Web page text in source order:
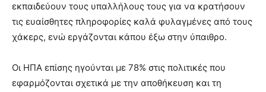
εκπαιδεύουν τους υπαλλήλους τους για να κρατήσουν
τις ευαίσθητες πληροφορίες καλά φυλαγμένες από τους
χάκερς, ενώ εργάζονται κάπου έξω στην ύπαιθρο.
Οι ΗΠΑ επίσης ηγούνται με 78% στις πολιτικές που
εφαρμόζονται σχετικά με την αποθήκευση και τη